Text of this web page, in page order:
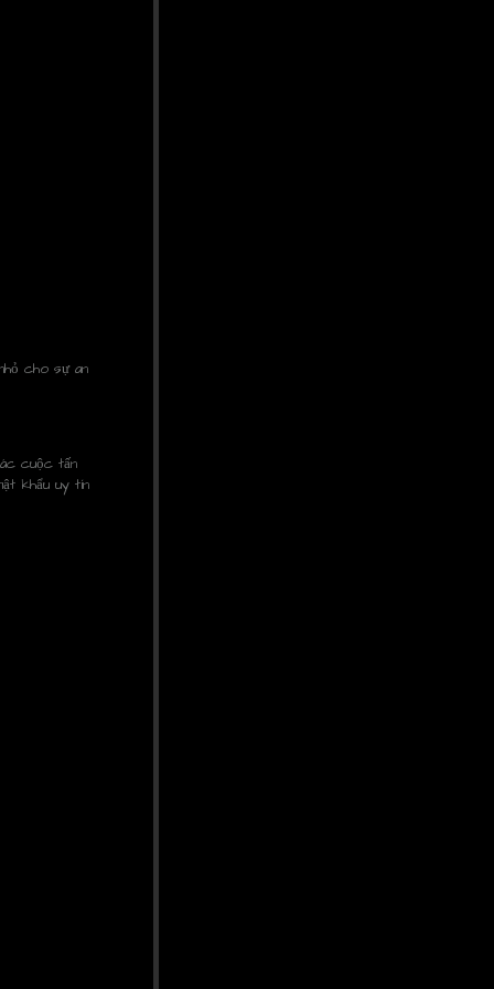
cho sự an
cuộc tấn
khẩu uy tín